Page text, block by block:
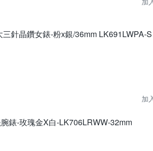
針晶鑽女錶-粉x銀/36mm LK691LWPA-
加
錶-玫瑰金X白-LK706LRWW-32mm